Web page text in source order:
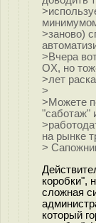
>заново)
>Вчера
OX, но
>лет
>
>Можете
"саботаж"
на рынке
>
коробки",
сложная
который